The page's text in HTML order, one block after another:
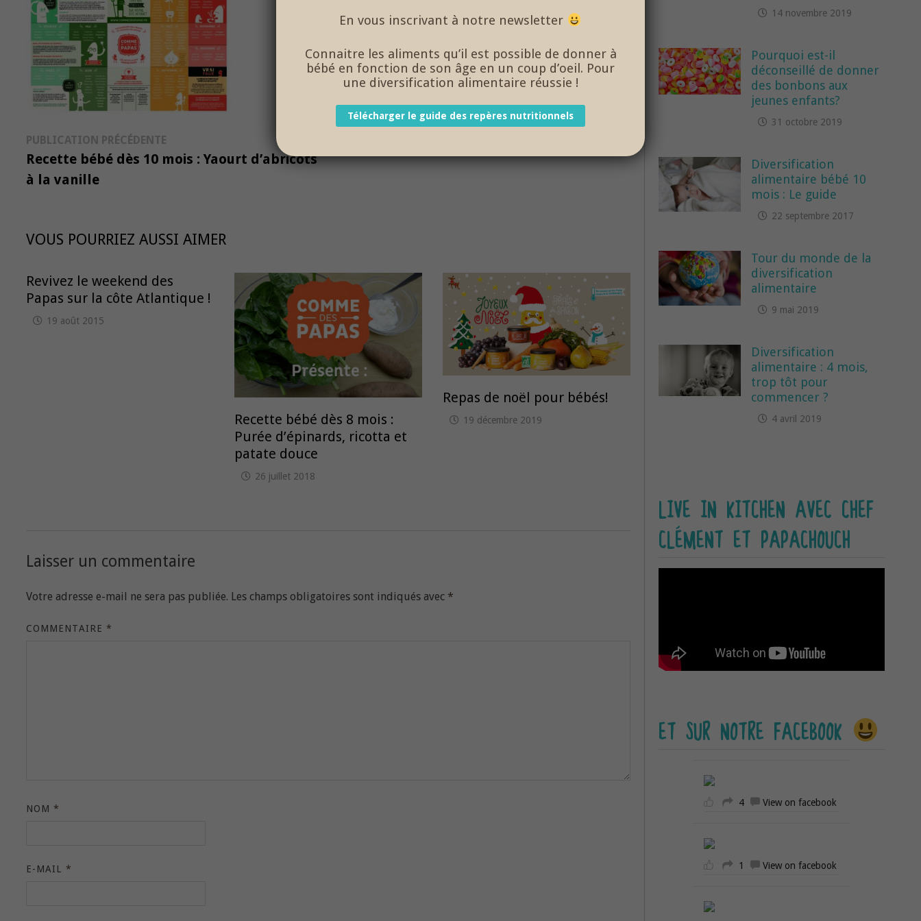
Navigation
de
PUBLICATION PRÉCÉDENTEPublication
précédente :
Recette bébé dès 10 mois : Yaourt d’abricots
à la vanille
VOUS POURRIEZ AUSSI AIMER
Revivez le weekend des
Papas sur la côte Atlantique !
19 août 2015
Recette bébé dès 8 mois :
Purée d’épinards, ricotta et
patate douce
26 juillet 2018
Repas de noël pour bébés!
19 décembre 2019
Laisser un commentaire
Votre adresse e-mail ne sera pas publiée. Les champs obligatoires sont indiqués avec *
COMMENTAIRE *
NOM*
E-MAIL *
14 novembre 2019
Pourquoi est-il
déconseillé de donner
des bonbons aux
jeunes enfants?
31 octobre 2019
Diversification
alimentaire bébé 10
mois : Le guide
22 septembre 2017
Tour du monde de la
diversification
alimentaire
9 mai 2019
Diversification
alimentaire : 4 mois,
trop tôt pour
commencer ?
4 avril 2019
LIVE IN KITCHEN AVEC CHEF
CLÉMENT ET PAPACHOUCH
ET SUR NOTRE FACEBOOK
4 View on facebook
1 View on facebook
En vous inscrivant à notre newsletter
Connaitre les aliments qu’il est possible de donner à
bébé en fonction de son âge en un coup d’oeil. Pour
une diversification alimentaire réussie !
Télécharger le guide des repères nutritionnels